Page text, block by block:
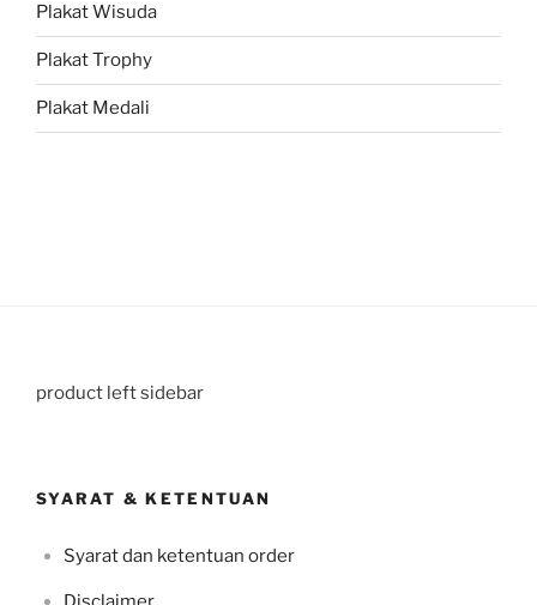
Plakat Wisuda
Plakat Trophy
Plakat Medali
product left sidebar
SYARAT & KETENTUAN
Syarat dan ketentuan order